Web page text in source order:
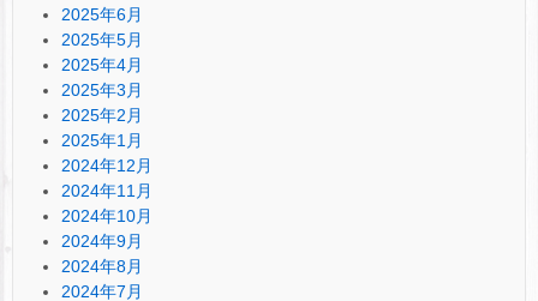
2025年6月
2025年5月
2025年4月
2025年3月
2025年2月
2025年1月
2024年12月
2024年11月
2024年10月
2024年9月
2024年8月
2024年7月